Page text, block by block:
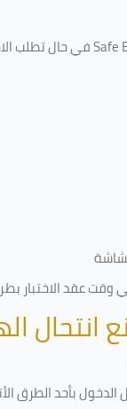
Safeفي حال تطلب
عقد الاختبار
انتحال
بأحد الطرق